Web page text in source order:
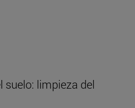
suelo: limpieza del